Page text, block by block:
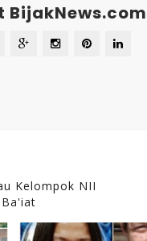
BijakNews.com
Kelompok NII